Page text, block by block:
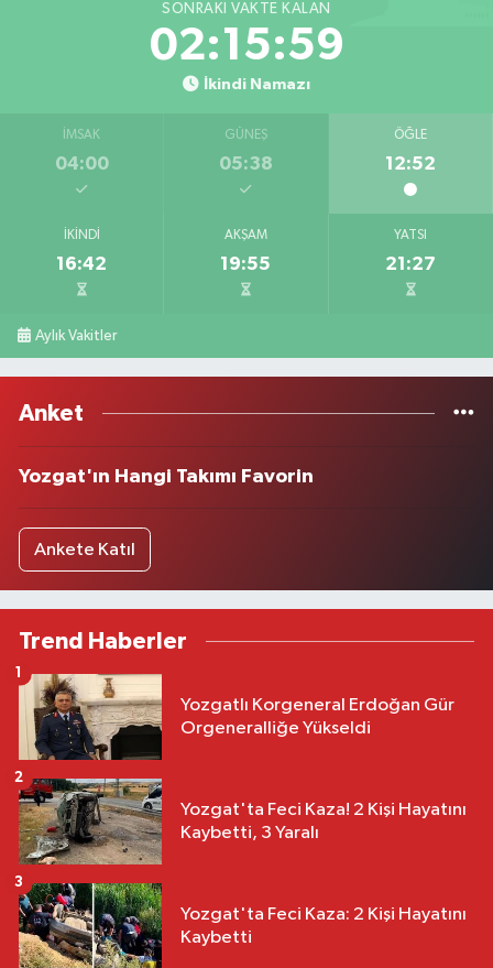
SONRAKI VAKTE KALAN
02:15:59
İkindi Namazı
İMSAK
04:00
GÜNEŞ
05:38
ÖĞLE
12:52
İKINDI
16:42
AKŞAM
19:55
YATSI
21:27
Aylık Vakitler
Anket
Yozgat'ın Hangi Takımı Favorin
Ankete Katıl
Trend Haberler
Yozgatlı Korgeneral Erdoğan Gür
Orgeneralliğe Yükseldi
1
Yozgat'ta Feci Kaza! 2 Kişi Hayatını
Kaybetti, 3 Yaralı
2
Yozgat'ta Feci Kaza: 2 Kişi Hayatını
Kaybetti
3